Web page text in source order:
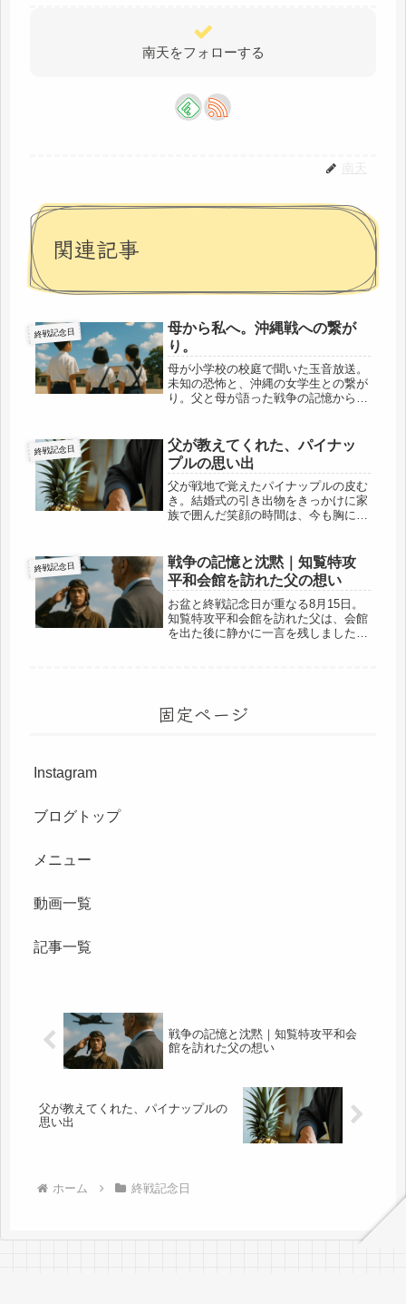
南天をフォローする
関連記事
終戦記念日
母から私へ。沖縄戦への繋が
り。
母が小学校の校庭で聞いた玉音放送。
未知の恐怖と、沖縄の女学生との繋が
り。父と母が語った戦争の記憶から、
終戦記念日
父が教えてくれた、パイナッ
プルの思い出
父が戦地で覚えたパイナップルの皮む
き。結婚式の引き出物をきっかけに家
族で囲んだ笑顔の時間は、今も胸に残
終戦記念日
戦争の記憶と沈黙｜知覧特攻
平和会館を訪れた父の想い
お盆と終戦記念日が重なる8月15日。
知覧特攻平和会館を訪れた父は、会館
を出た後に静かに一言を残しました。
固定ページ
Instagram
ブログトップ
メニュー
動画一覧
記事一覧
戦争の記憶と沈黙｜知覧特攻平和会
館を訪れた父の想い
父が教えてくれた、パイナップルの
思い出
ホーム 終戦記念日